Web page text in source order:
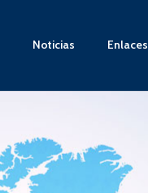
Noticias Enlaces